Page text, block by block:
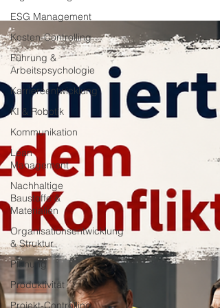
ESG Management
Kosten-Controlling
Führung &
Arbeitspsychologie
Karriereentwicklung
KI & Robotik
Kommunikation
Lean
Management
Nachhaltige
Baustoffe &
Materialien
Organisationsentwicklung
& Struktur
Planung
Produktivität
Projekt-Controlling
Führung.